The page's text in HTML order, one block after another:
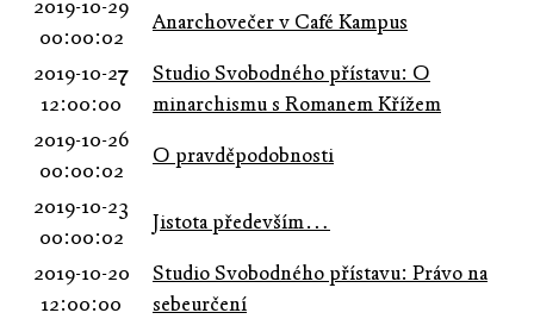
2019-10-29
00:00:02
Anarchovečer v Café Kampus
2019-10-27
12:00:00
Studio Svobodného přístavu: O
minarchismu s Romanem Křížem
2019-10-26
00:00:02
O pravděpodobnosti
2019-10-23
00:00:02
Jistota především…
2019-10-20
12:00:00
Studio Svobodného přístavu: Právo na
sebeurčení